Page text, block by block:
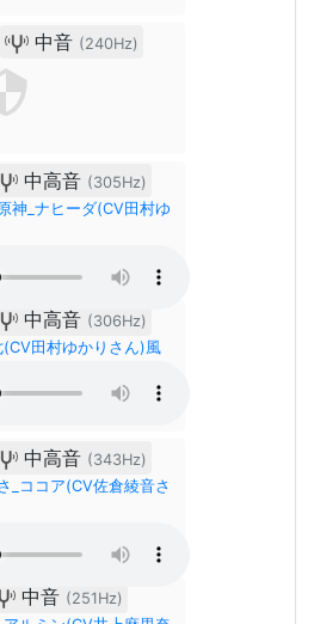
中音 (240Hz)
中高音 (305Hz)
神_ナヒーダ(CV田村ゆ
中高音 (306Hz)
田村ゆかりさん)風
中高音 (343Hz)
_ココア(CV佐倉綾音さ
中音 (251Hz)